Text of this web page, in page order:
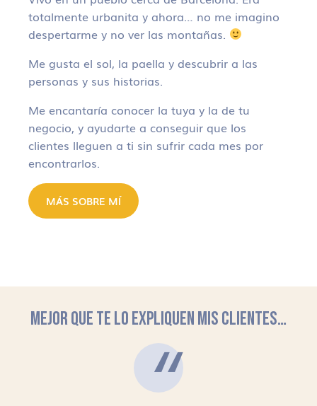
totalmente urbanita y ahora… no me imagino
despertarme y no ver las montañas.
Me gusta el sol, la paella y descubrir a las
personas y sus historias.
Me encantaría conocer la tuya y la de tu
negocio, y ayudarte a conseguir que los
clientes lleguen a ti sin sufrir cada mes por
encontrarlos.
MÁS SOBRE MÍ
MEJOR QUE TE LO EXPLIQUEN MIS CLIENTES…